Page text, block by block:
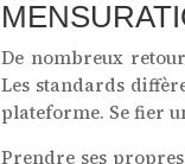
De nombreux
Les standards
plateforme. Se fier
Prendre ses propres